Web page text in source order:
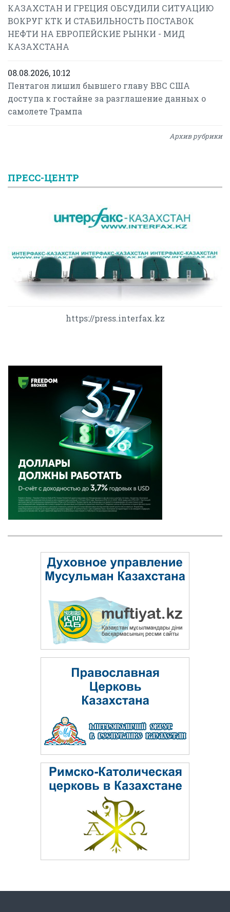
КАЗАХСТАН И ГРЕЦИЯ ОБСУДИЛИ СИТУАЦИЮ
ВОКРУГ КТК И СТАБИЛЬНОСТЬ ПОСТАВОК
НЕФТИ НА ЕВРОПЕЙСКИЕ РЫНКИ - МИД
КАЗАХСТАНА
08.08.2026, 10:12
Пентагон лишил бывшего главу ВВС США
доступа к гостайне за разглашение данных о
самолете Трампа
Архив рубрики
ПРЕСС-ЦЕНТР
https://press.interfax.kz